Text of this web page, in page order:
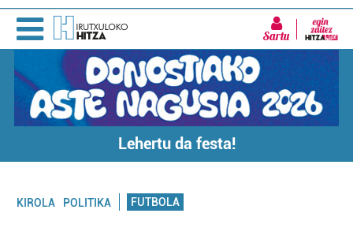
Sartu
Lehertu da festa!
KIROLA POLITIKA FUTBOLA